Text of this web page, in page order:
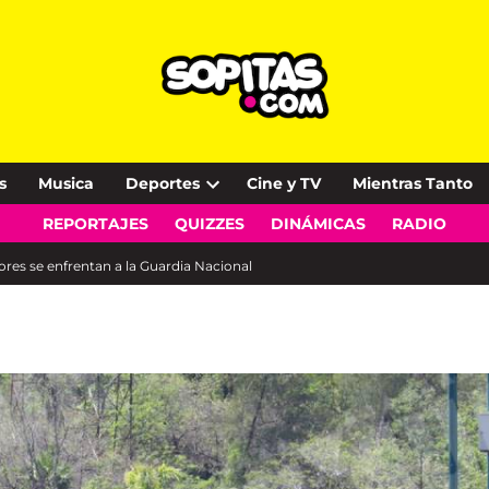
Musica Deportes
Open
dropdown
Cine y TV Mientras Tanto
REPORTAJES QUIZZES DINÁMICAS RADIO
se enfrentan a la Guardia Nacional